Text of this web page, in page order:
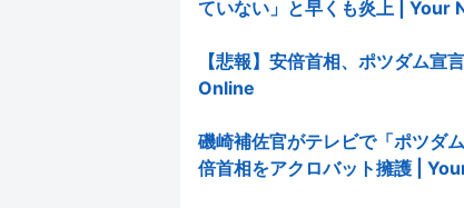
ていない」と早くも炎上 | Your
【悲報】安倍首相、ポツダム
Online
磯崎補佐官がテレビで「ポツダ
倍首相をアクロバット擁護 |